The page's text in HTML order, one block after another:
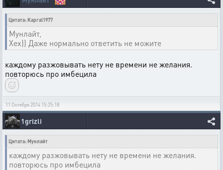
Цитата: Kapral1977
Мунлайт,
Хех)) Даже нормально ответить не можите
каждому разжовывать нету не времени не желания.
повторюсь про имбецила
11 Октября 2014 15:25:18
1grizli
Цитата: Мунлайт
каждому разжовывать нету не времени не желания.
повторюсь про имбецила